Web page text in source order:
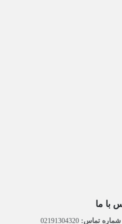
با ما
شماره تماس: 02191304320